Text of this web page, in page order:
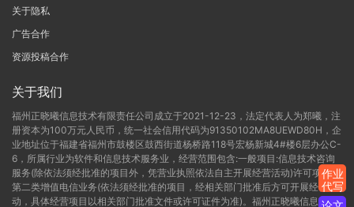
关于隐私
广告合作
资源投稿合作
关于我们
福州正晓曦信息技术有限责任公司成立于2021-12-23，法定代表人为郑曦，注
册资本为100万元人民币，统一社会信用代码为91350102MA8UEWD80H，企
业地址位于福建省福州市鼓楼区鼓西街道杨桥路118号宏杨新城4#楼6层办公C-
6，所属行业为软件和信息技术服务业，经营范围包含:一般项目:信息技术咨询
服务(除依法须经批准的项目外，凭营业执照依法自主开展经营活动)许可项目:
第二类增值电信业务(依法须经批准的项目，经相关部门批准后方可开展经营活
动，具体经营项目以相关部门批准文件或许可证件为准)。福州正晓曦信息技术
作业
代写